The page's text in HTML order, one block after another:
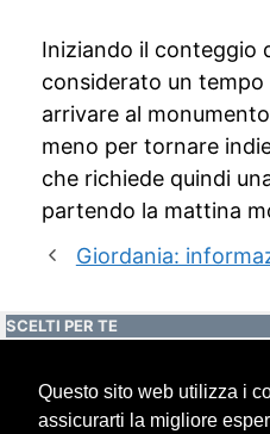
Iniziando il conteggio
considerato un
arrivare al
meno per tornare
che richiede quindi
partendo la mattina
Giordania:
SCELTI PER TE
Giordania: informazioni utili
Questo sito web utilizza i
assicurarti la migliore